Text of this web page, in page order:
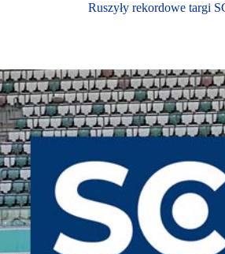
Ruszyły rekordowe targi